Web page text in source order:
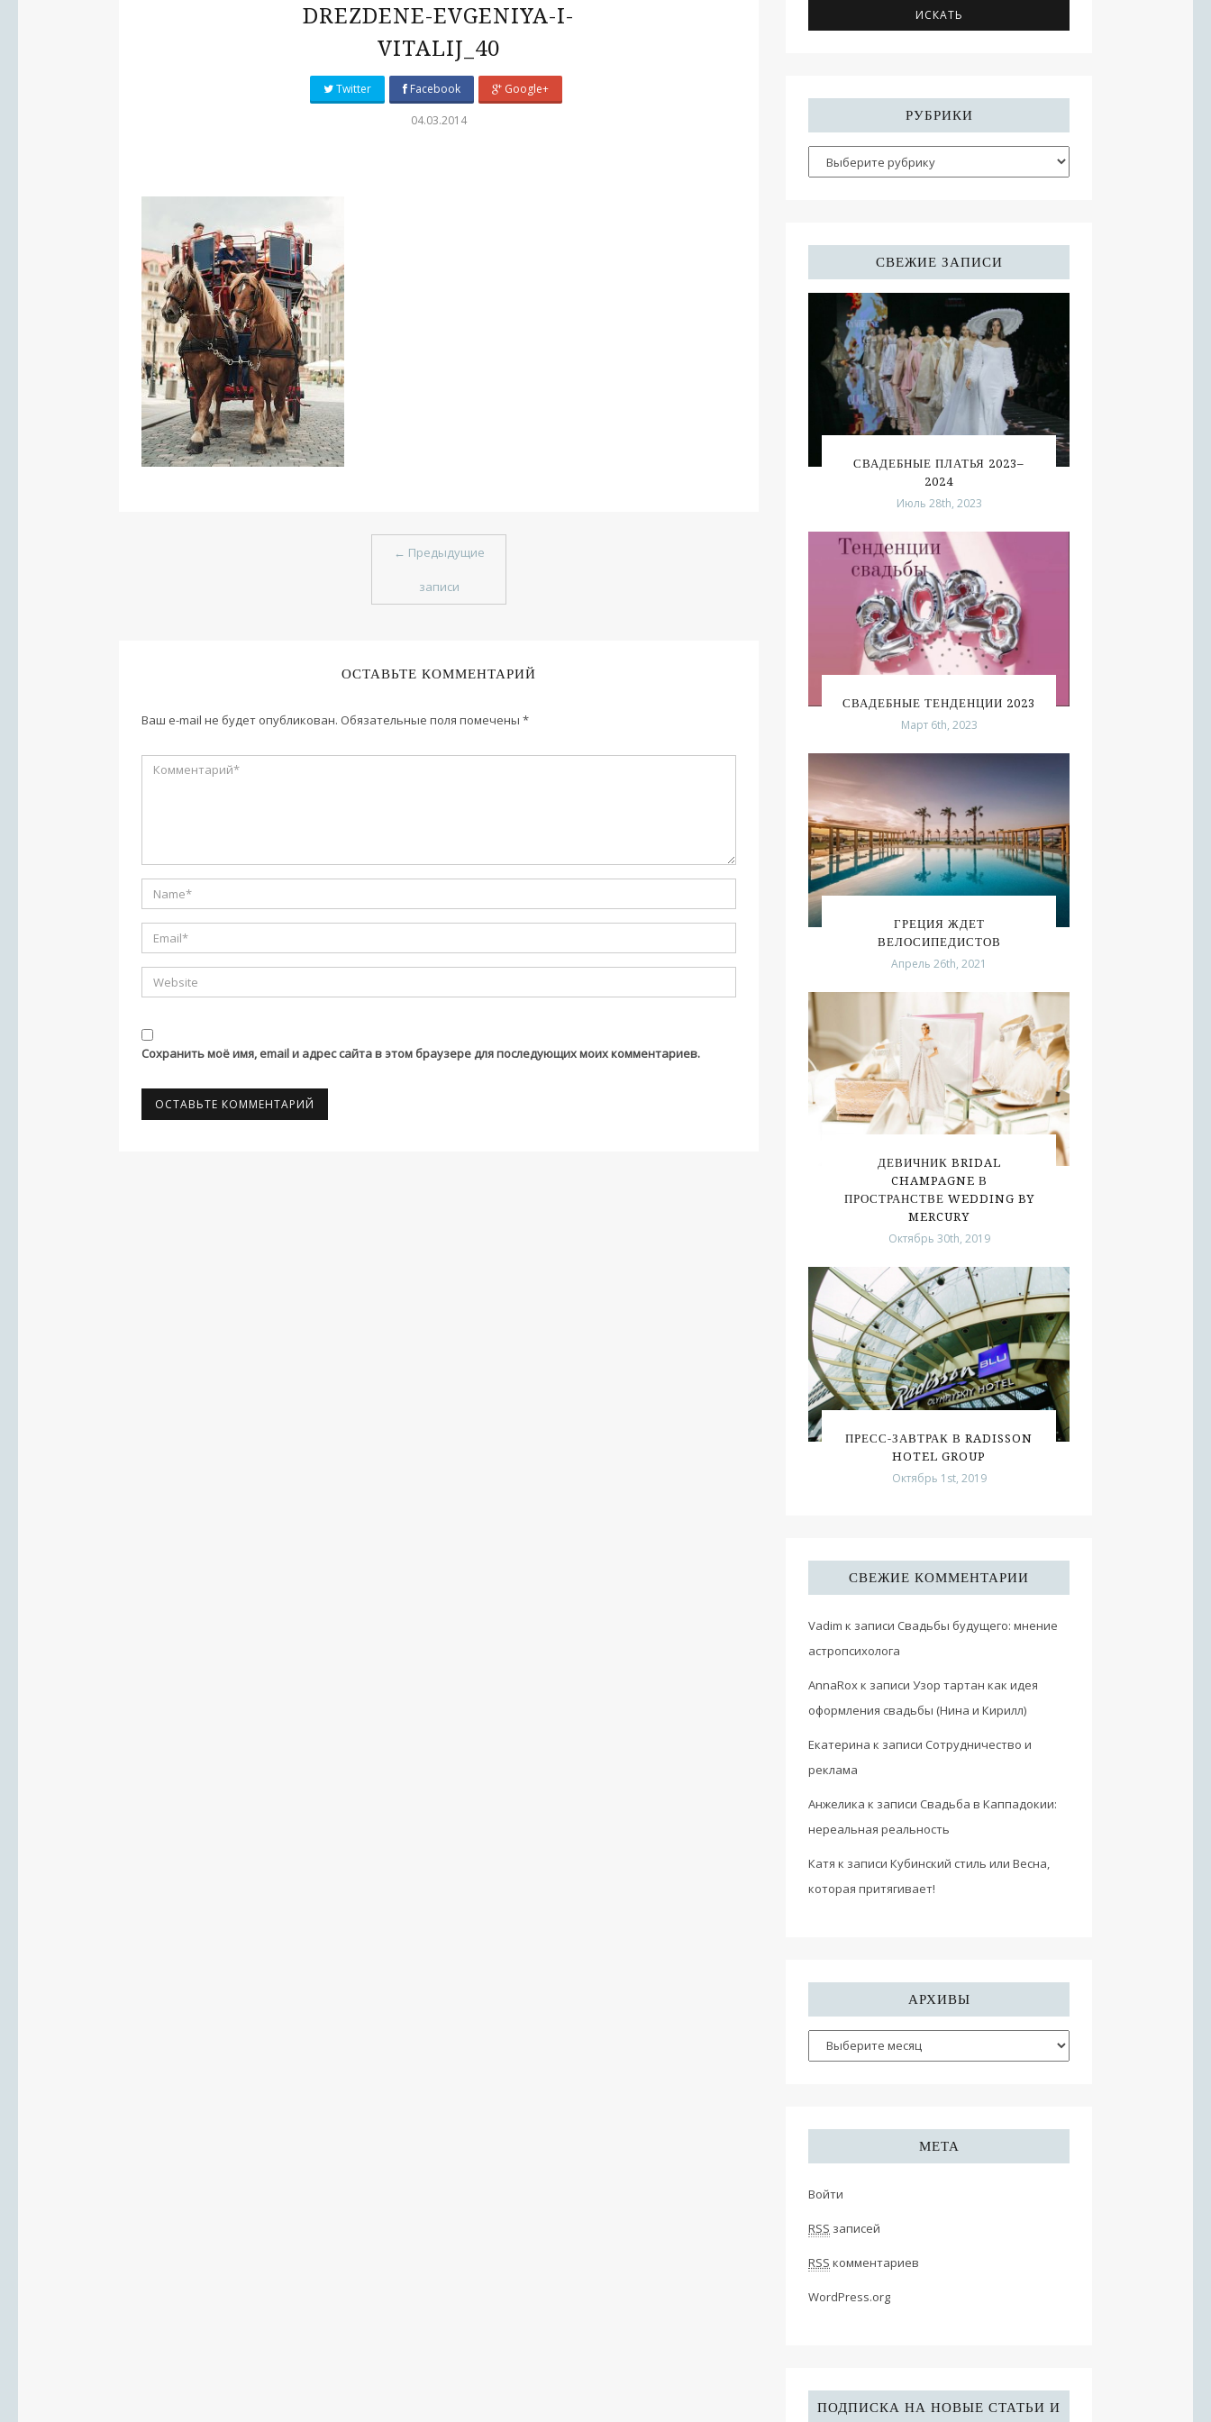
DREZDENE-EVGENIYA-I-
VITALIJ_40
Twitter Facebook Google+
04.03.2014
← Предыдущие
записи
ОСТАВЬТЕ КОММЕНТАРИЙ
Ваш e-mail не будет опубликован. Обязательные поля помечены *
Сохранить моё имя, email и адрес сайта в этом браузере для последующих моих комментариев.
РУБРИКИ
СВЕЖИЕ ЗАПИСИ
СВАДЕБНЫЕ ПЛАТЬЯ 2023–
2024
Июль 28th, 2023
СВАДЕБНЫЕ ТЕНДЕНЦИИ 2023
Март 6th, 2023
ГРЕЦИЯ ЖДЕТ
ВЕЛОСИПЕДИСТОВ
Апрель 26th, 2021
ДЕВИЧНИК BRIDAL
CHAMPAGNE В
ПРОСТРАНСТВЕ WEDDING BY
MERCURY
Октябрь 30th, 2019
ПРЕСС-ЗАВТРАК В RADISSON
HOTEL GROUP
Октябрь 1st, 2019
СВЕЖИЕ КОММЕНТАРИИ
Vadim к записи Свадьбы будущего: мнение
астропсихолога
AnnaRoxк записи Узор тартан как идея
оформления свадьбы (Нина и Кирилл)
Екатерина к записи Сотрудничество и
реклама
Анжелика к записи Свадьба в Каппадокии:
нереальная реальность
Катя к записи Кубинский стиль или Весна,
которая притягивает!
АРХИВЫ
МЕТА
Войти
RSS записей
RSS комментариев
WordPress.org
ПОДПИСКА НА НОВЫЕ СТАТЬИ И